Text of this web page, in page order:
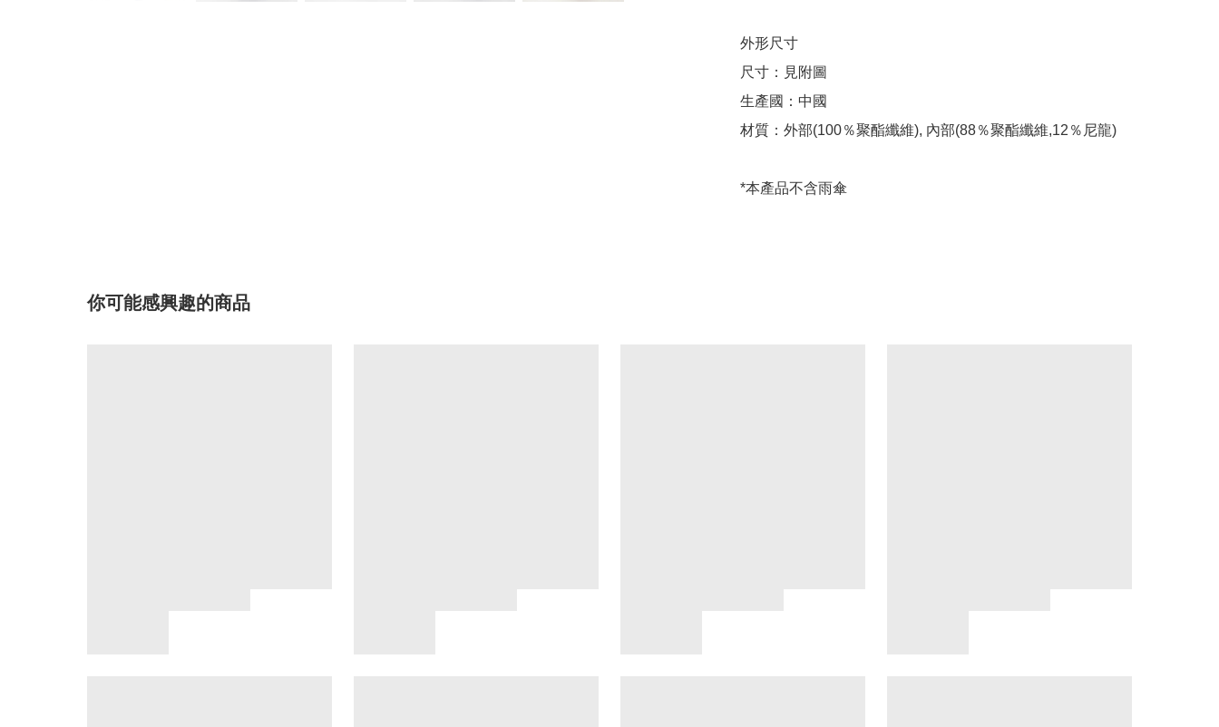
外形尺寸
尺寸：見附圖
生產國：中國
材質：外部(100％聚酯纖維), 內部(88％聚酯纖維,12％尼龍)
*本產品不含雨傘
你可能感興趣的商品